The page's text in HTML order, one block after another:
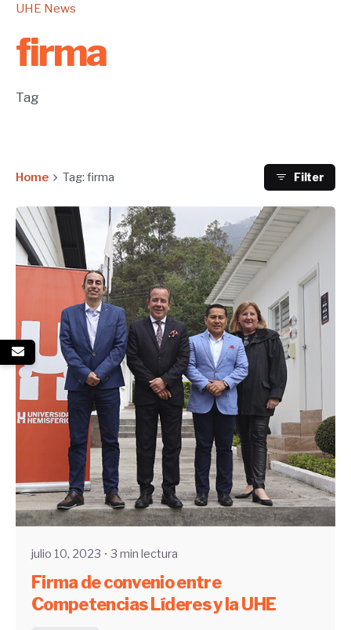
UHE News
firma
Tag
Home Tag: firma Filter
Enviado por
UHE
julio 10, 2023 3 min lectura
Firma de convenio entre
Competencias Líderes y la UHE